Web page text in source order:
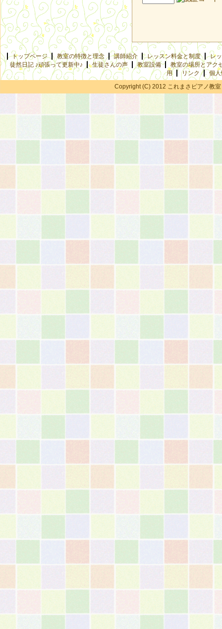
トップページ 教室の特徴と理念 講師紹介 レッスン料金と制度
レ
徒然日記 ♪頑張って更新中♪
生徒さんの声 教室設備
教室の場所とアク
用
リンク
個
Copyright (C) 2012 これまさピアノ教